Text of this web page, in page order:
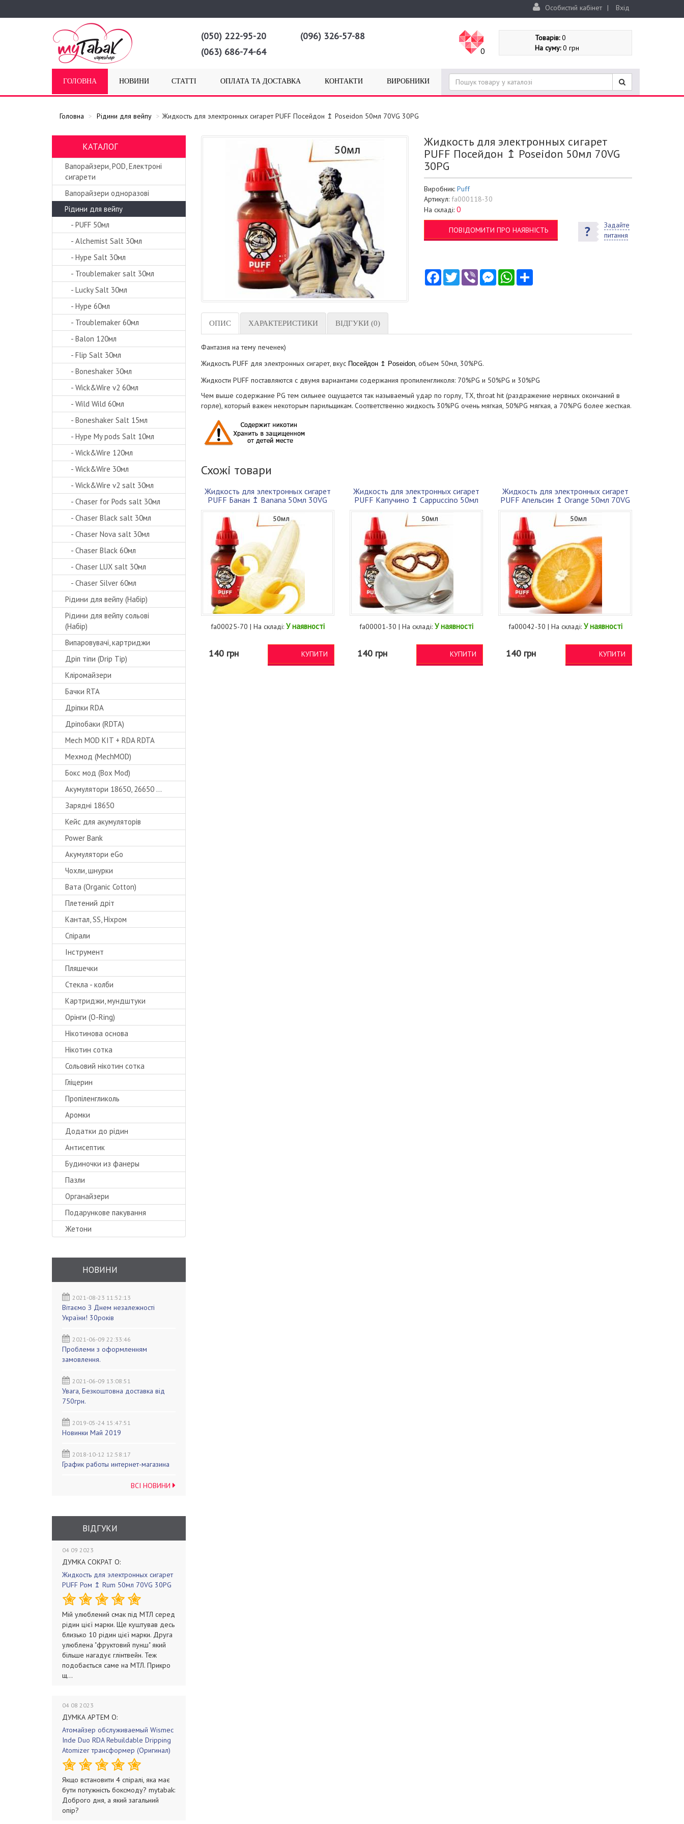
Особистий кабінет | Вхід
(050) 222-95-20
(063) 686-74-64
(096) 326-57-88
0
Товарів:0
На суму:0 грн
ГОЛОВНА НОВИНИ СТАТТІ ОПЛАТА ТА ДОСТАВКА КОНТАКТИ ВИРОБНИКИ
Головна Рідини для вейпу Жидкость для электронных сигарет PUFF Посейдон ↥ Poseidon 50мл 70VG 30PG
КАТАЛОГ
Вапорайзери, POD, Електроні
сигарети
Вапорайзери одноразові
Рідини для вейпу
- PUFF 50мл
- Alchemist Salt 30мл
- Hype Salt 30мл
- Troublemaker salt 30мл
- Lucky Salt 30мл
- Hype 60мл
- Troublemaker 60мл
- Balon 120мл
- Flip Salt 30мл
- Boneshaker 30мл
- Wick&Wire v2 60мл
- Wild Wild 60мл
- Boneshaker Salt 15мл
- Hype My pods Salt 10мл
- Wick&Wire 120мл
- Wick&Wire 30мл
- Wick&Wire v2 salt 30мл
- Chaser for Pods salt 30мл
- Chaser Black salt 30мл
- Chaser Nova salt 30мл
- Chaser Black 60мл
- Chaser LUX salt 30мл
- Chaser Silver 60мл
Рідини для вейпу (Набір)
Рідини для вейпу сольові
(Набір)
Випаровувачі, картриджи
Дріп тіпи (Drip Tip)
Кліромайзери
Бачки RTA
Дріпки RDA
Дріпобаки (RDTA)
Mech MOD KIT + RDA RDTA
Мехмод (MechMOD)
Бокс мод (Box Mod)
Акумулятори 18650, 26650 ...
Зарядні 18650
Кейс для акумуляторів
Power Bank
Акумулятори eGo
Чохли, шнурки
Вата (Organic Cotton)
Плетений дріт
Кантал, SS, Ніхром
Спірали
Інструмент
Пляшечки
Стекла - колби
Картриджи, мундштуки
Орінги (O-Ring)
Нікотинова основа
Нікотин сотка
Сольовий нікотин сотка
Гліцерин
Пропіленгликоль
Аромки
Додатки до рідин
Антисептик
Будиночки из фанеры
Пазли
Органайзери
Подарункове пакування
Жетони
НОВИНИ
2021-08-23 11:52:13
Вітаємо З Днем незалежності
України! 30років
2021-06-09 22:33:46
Проблеми з оформленням
замовлення.
2021-06-09 13:08:51
Увага, Безкоштовна доставка від
750грн.
2019-05-24 15:47:51
Новинки Май 2019
2018-10-12 12:58:17
График работы интернет-магазина
ВСІ НОВИНИ
ВІДГУКИ
04 09 2023
ДУМКА СОКРАТ О:
Жидкость для электронных сигарет
PUFF Ром ↥ Rum 50мл 70VG 30PG
Мій улюблений смак під МТЛ серед
рідин цієї марки. Ще куштував десь
близько 10 рідин цієї марки. Друга
улюблена "фруктовий пунш" який
більше нагадує глінтвейн. Теж
подобається саме на МТЛ. Прикро
щ...
04 08 2023
ДУМКА АРТЕМ О:
Атомайзер обслуживаемый Wismec
Inde Duo RDA Rebuildable Dripping
Atomizer трансформер (Оригинал)
Якщо встановити 4 спіралі, яка має
бути потужність боксмоду? mytabak:
Доброго дня, а який загальний
опір?
Жидкость для электронных сигарет
PUFF Посейдон ↥ Poseidon 50мл 70VG
30PG
Виробник:Puff
Артикул: fa000118-30
На складі:0
ПОВІДОМИТИ ПРО НАЯВНІСТЬ
Задайте
питання
FacebookTwitterViber MessengerWhatsApp
ОПИС ХАРАКТЕРИСТИКИ ВІДГУКИ (0)
Фантазия на тему печенек)
Жидкость PUFF для электронных сигарет, вкус Посейдон ↥ Poseidon, объем 50мл, 30%PG.
Жидкости PUFF поставляются с двумя вариантами содержания пропиленгликоля: 70%PG и 50%PG и 30%PG
Чем выше содержание PG тем сильнее ощущается так называемый удар по горлу, ТХ, throat hit (раздражение нервных окончаний в
горле), который важен некоторым парильщикам. Соответственно жидкость 30%PG очень мягкая, 50%PG мягкая, а 70%PG более жесткая.
Схожі товари
Жидкость для электронных сигарет
PUFF Банан ↥ Banana 50мл 30VG
70PG
fa00025-70 | На складі: У наявності
140 грн КУПИТИ
Жидкость для электронных сигарет
PUFF Капучино ↥ Cappuccino 50мл
70VG ...
fa00001-30 | На складі:У наявності
140 грн КУПИТИ
Жидкость для электронных сигарет
PUFF Апельсин ↥ Orange 50мл 70VG
30PG...
fa00042-30 | На складі: У наявності
140 грн КУПИТИ